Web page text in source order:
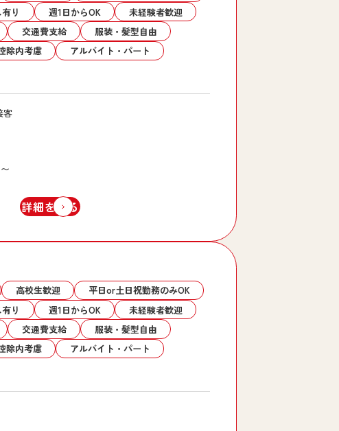
り
週1日からOK
未経験者歓迎
交通費支給
服装・髪型自由
除内考慮 アルバイト・パート
客
詳細を見る
高校生歓迎
平日or土日祝勤務のみOK
り
週1日からOK
未経験者歓迎
交通費支給
服装・髪型自由
除内考慮 アルバイト・パート